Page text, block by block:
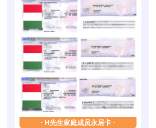
· H先生家庭成员永居卡 ·